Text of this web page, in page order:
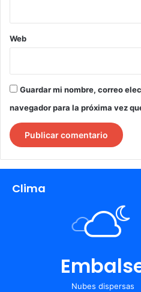
Web
Guardar mi nombre, correo
navegador para la próxima vez
Clima
Nubes dispersas